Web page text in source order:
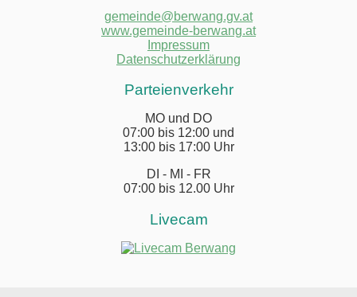
gemeinde@berwang.gv.at
www.gemeinde-berwang.at
Impressum
Datenschutzerklärung
Parteienverkehr
MO und DO
07:00 bis 12:00 und
13:00 bis 17:00 Uhr
DI - MI - FR
07:00 bis 12.00 Uhr
Livecam